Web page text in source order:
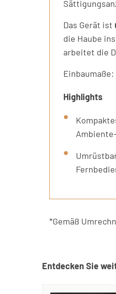
Das Gerät ist
die Haube
arbeitet die
Einbaumaße:
Highlights
*Gemäß
Entdecken Sie